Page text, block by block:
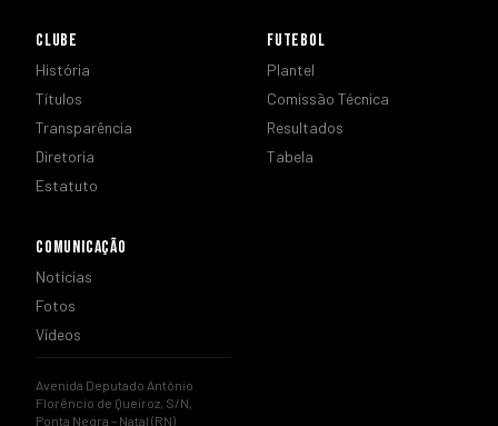
CLUBE
História
Títulos
Transparência
Diretoria
Estatuto
FUTEBOL
Plantel
Comissão Técnica
Resultados
Tabela
COMUNICAÇÃO
Notícias
Fotos
Vídeos
Avenida Deputado Antônio
Florêncio de Queiroz, S/N,
Ponta Negra – Natal (RN)